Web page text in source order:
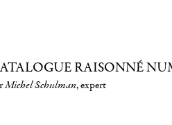
RAISONNÉ
Michel Schulman, expert